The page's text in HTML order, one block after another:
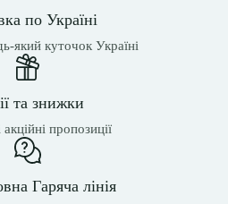
по Україні
який куточок Україні
та знижки
пропозиції
Гаряча лінія